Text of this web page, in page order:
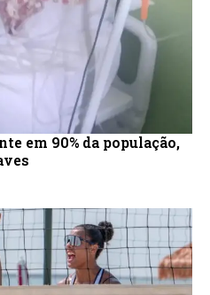
em 90% da população,